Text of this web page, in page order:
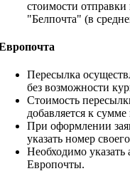
стоимости
"Белпочта" (в
Пересылка
без возможности
Стоимость
добавляется к
При оформлении
указать номер
Необходимо
Европочты.